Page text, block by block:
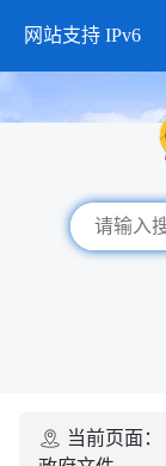
网站支持 IPv6
当前页面：